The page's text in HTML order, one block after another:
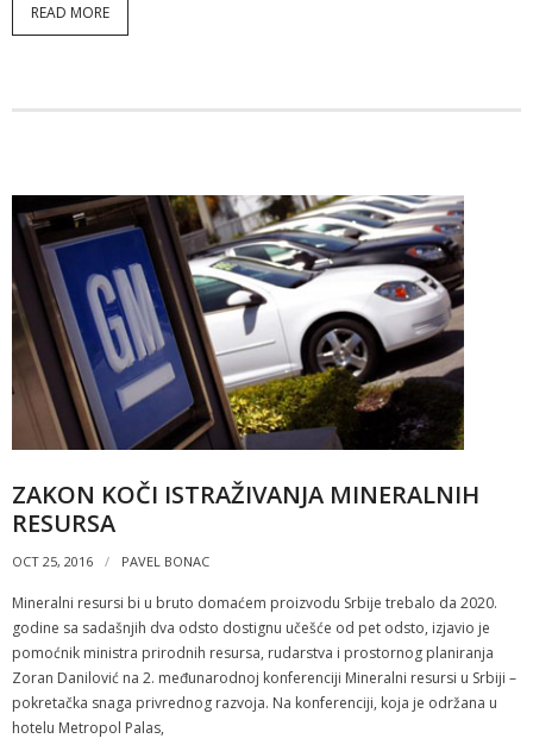
READ MORE
ZAKON KOČI ISTRAŽIVANJA MINERALNIH
RESURSA
OCT 25, 2016 PAVEL BONAC
Mineralni resursi bi u bruto domaćem proizvodu Srbije trebalo da 2020.
godine sa sadašnjih dva odsto dostignu učešće od pet odsto, izjavio je
pomoćnik ministra prirodnih resursa, rudarstva i prostornog planiranja
Zoran Danilović na 2. međunarodnoj konferenciji Mineralni resursi u Srbiji –
pokretačka snaga privrednog razvoja. Na konferenciji, koja je održana u
hotelu Metropol Palas,